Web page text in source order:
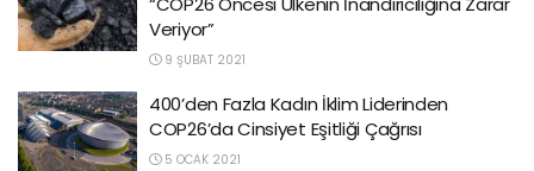
Veriyor”
9 ŞUBAT 2021
400’den Fazla Kadın İklim Liderinden
COP26’da Cinsiyet Eşitliği Çağrısı
5 OCAK 2021